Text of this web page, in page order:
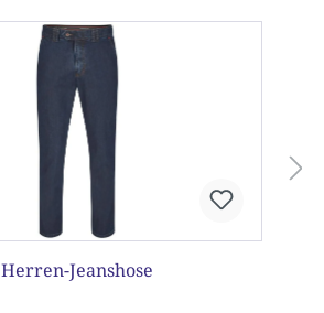
Herren-Jeanshose